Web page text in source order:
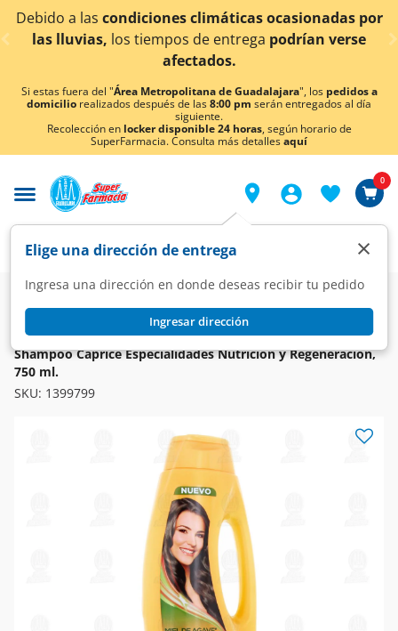
< div class="carousel-inner">
climáticas ocasionadas por
tiempos de entregapodrían verse
¡Ahora
Si estas fuera del "Área Metropolitana de Guadalajara", los pedidos a
domicilio realizados después de las8:00 pm serán entregados al día
siguiente.
Recolección en locker disponible 24 horas, según horario de
SuperFarmacia. Consulta más detallesaquí
Elige una dirección de entrega
Ingresa una dirección en donde deseas recibir tu pedido
Ingresar dirección
×
0
Super Higiene y Belleza
Cuidado del Cabello
Shampoo
PALMOLIVE
Shampoo Caprice Especialidades Nutrición y Regeneración,
750 ml.
SKU: 1399799